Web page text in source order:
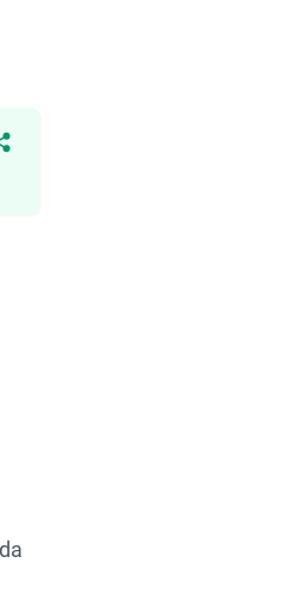
Compartilhar